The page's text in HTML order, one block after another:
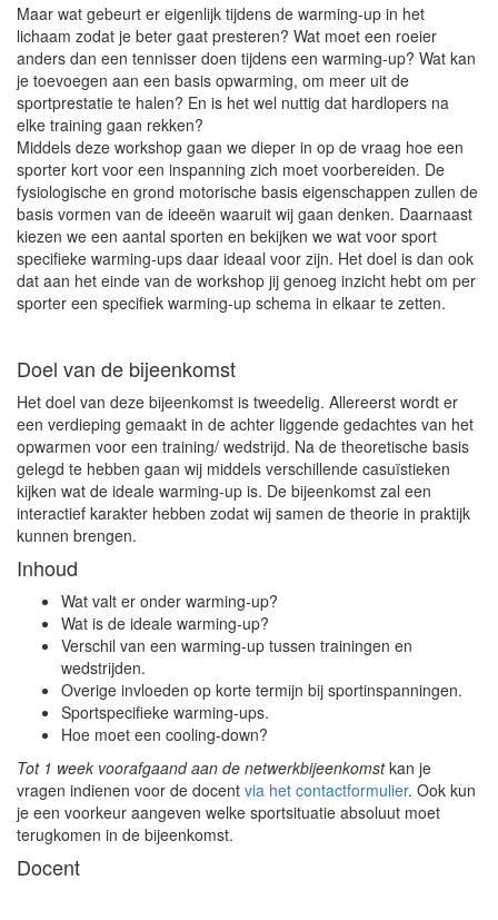
Maar wat gebeurt er eigenlijk tijdens de warming-up in het
lichaam zodat je beter gaat presteren? Wat moet een roeier
anders dan een tennisser doen tijdens een warming-up? Wat kan
je toevoegen aan een basis opwarming, om meer uit de
sportprestatie te halen? En is het wel nuttig dat hardlopers na
elke training gaan rekken?
Middels deze workshop gaan we dieper in op de vraag hoe een
sporter kort voor een inspanning zich moet voorbereiden. De
fysiologische en grond motorische basis eigenschappen zullen de
basis vormen van de ideeën waaruit wij gaan denken. Daarnaast
kiezen we een aantal sporten en bekijken we wat voor sport
specifieke warming-ups daar ideaal voor zijn. Het doel is dan ook
dat aan het einde van de workshop jij genoeg inzicht hebt om per
sporter een specifiek warming-up schema in elkaar te zetten.
Doel van de bijeenkomst
Het doel van deze bijeenkomst is tweedelig. Allereerst wordt er
een verdieping gemaakt in de achter liggende gedachtes van het
opwarmen voor een training/ wedstrijd. Na de theoretische basis
gelegd te hebben gaan wij middels verschillende casuïstieken
kijken wat de ideale warming-up is. De bijeenkomst zal een
interactief karakter hebben zodat wij samen de theorie in praktijk
kunnen brengen.
Inhoud
Wat valt er onder warming-up?
Wat is de ideale warming-up?
Verschil van een warming-up tussen trainingen en
wedstrijden.
Overige invloeden op korte termijn bij sportinspanningen.
Sportspecifieke warming-ups.
Hoe moet een cooling-down?
Tot 1 week voorafgaand aan de netwerkbijeenkomstkan je
vragen indienen voor de docent via het contactformulier. Ook kun
je een voorkeur aangeven welke sportsituatie absoluut moet
terugkomen in de bijeenkomst.
Docent